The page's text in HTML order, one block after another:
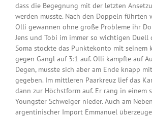
dass die Begegnung mit der letzten
werden musste. Nach den Doppeln führten
Olli gewannen ohne große Probleme ihr
Jens und Tobi im immer so wichtigen Duell
Soma stockte das Punktekonto mit seinem
gegen Gangl auf 3:1 auf. Olli kämpfte auf
Degen, musste sich aber am Ende knapp
gegeben. Im mittleren Paarkreuz lief das
dann zur Höchstform auf. Er rang in einem
Youngster Schweiger nieder. Auch am
argentinischer Import Emmanuel